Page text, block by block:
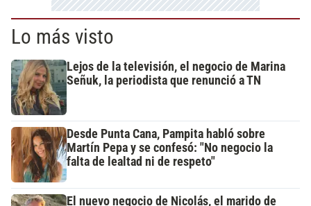
Lo más visto
Lejos de la televisión, el negocio de Marina
Señuk, la periodista que renunció a TN
Desde Punta Cana, Pampita habló sobre
Martín Pepa y se confesó: "No negocio la
falta de lealtad ni de respeto"
El nuevo negocio de Nicolás, el marido de